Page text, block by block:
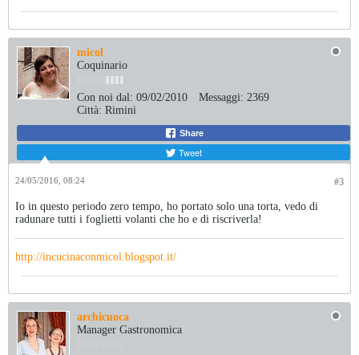
micol
Coquinario
Con noi dal: 09/02/2010 Messaggi: 2369
Città: Rimini
Share
Tweet
#3
24/05/2016, 08:24
Io in questo periodo zero tempo, ho portato solo una torta, vedo di
radunare tutti i foglietti volanti che ho e di riscriverla!
http://incucinaconmicol.blogspot.it/
archicuoca
Manager Gastronomica